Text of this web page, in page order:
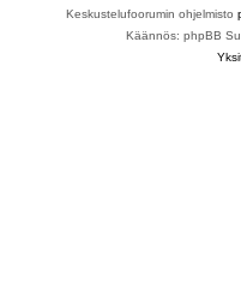
Keskustelufoorumin ohjelmisto
Käännös: phpBB